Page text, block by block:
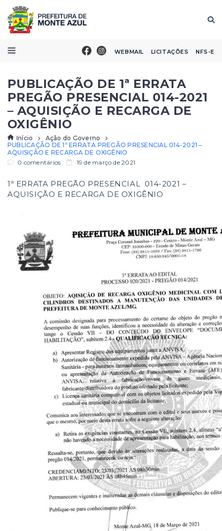
WEBMAIL LICITAÇÕES NFS-E
PUBLICAÇÃO DE 1ª ERRATA
PREGÃO PRESENCIAL 014-2021
– AQUISIÇÃO E RECARGA DE
OXIGÊNIO
Início
Ação do Governo
PUBLICAÇÃO DE 1ª ERRATA PREGÃO PRESENCIAL 014-2021 –
AQUISIÇÃO E RECARGA DE OXIGÊNIO
0 comentários
19 de março de 2021
1ª ERRATA PREGÃO PRESENCIAL 014-2021 –
AQUISIÇÃO E RECARGA DE OXIGÊNIO